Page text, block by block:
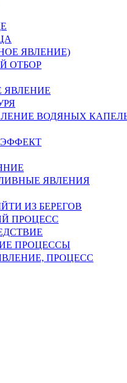
ЯВЛЕНИЕ)
ОТБОР
ЯВЛЕНИЕ
ВОДЯНЫХ
ЯВЛЕНИЯ
ИЗ БЕРЕГОВ
ПРОЦЕСС
ПРОЦЕССЫ
ПРОЦЕСС